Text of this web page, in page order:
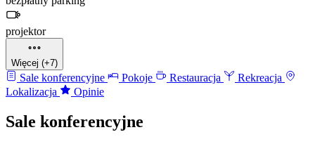
projektor
Więcej (+7)
Sale konferencyjne Pokoje Restauracja
Rekreacja
Lokalizacja
Opinie
Sale konferencyjne